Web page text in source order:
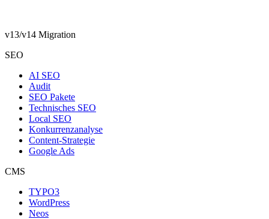
v13/v14 Migration
SEO
AI SEO
Audit
SEO Pakete
Technisches SEO
Local SEO
Konkurrenzanalyse
Content-Strategie
Google Ads
CMS
TYPO3
WordPress
Neos